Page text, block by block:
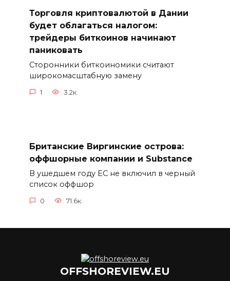
Торговля криптовалютой в Дании
будет облагаться налогом:
трейдеры биткоинов начинают
паниковать
Сторонники биткоиномики считают
широкомасштабную замену
1 3.2к.
Британские Виргинские острова:
оффшорные компании и Substance
В ушедшем году ЕС не включил в черный
список оффшор
0 71.6к.
OFFSHOREVIEW.EU